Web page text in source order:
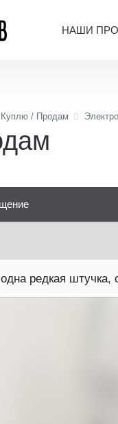
НАШИ
Куплю / Продам
редкая штучка,